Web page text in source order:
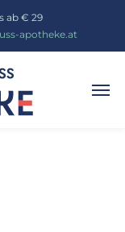
ab € 29
apotheke.at